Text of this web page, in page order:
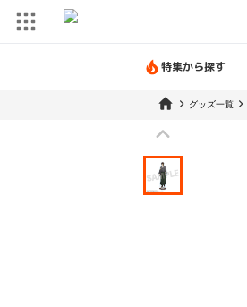
特集から探す
グッズ一覧